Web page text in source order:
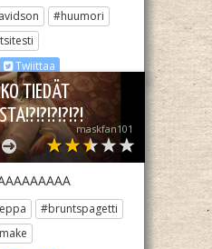
#huumori
Twiittaa
TIEDÄT
maskfan101
#bruntspagetti